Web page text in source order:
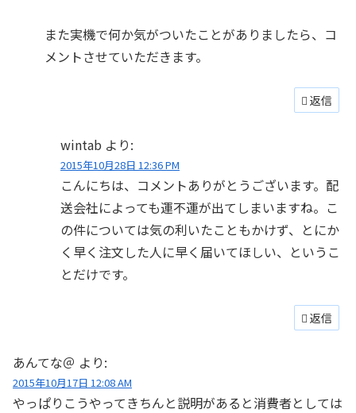
また実機で何か気がついたことがありましたら、コ
メントさせていただきます。
返信
wintab より:
2015年10月28日 12:36 PM
こんにちは、コメントありがとうございます。配
送会社によっても運不運が出てしまいますね。こ
の件については気の利いたこともかけず、とにか
く早く注文した人に早く届いてほしい、というこ
とだけです。
返信
あんてな＠ より:
2015年10月17日 12:08 AM
やっぱりこうやってきちんと説明があると消費者としては